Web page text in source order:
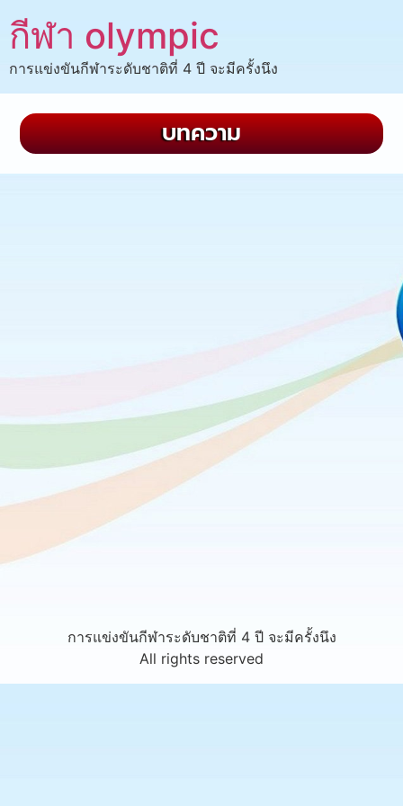
กีฬา olympic
การแข่งขันกีฬาระดับชาติที่ 4 ปี จะมีครั้งนึง
บทความ
การแข่งขันกีฬาระดับชาติที่ 4 ปี จะมีครั้งนึง
All rights reserved